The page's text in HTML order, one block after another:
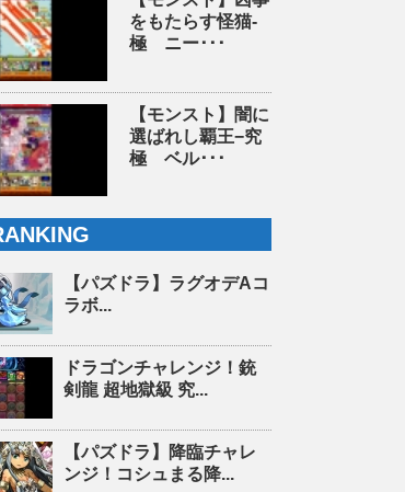
をもたらす怪猫-
極 ニー･･･
【モンスト】闇に
選ばれし覇王−究
極 ベル･･･
【パズドラ】ラグオデAコ
ラボ...
ドラゴンチャレンジ！銃
剣龍 超地獄級 究...
【パズドラ】降臨チャレ
ンジ！コシュまる降...